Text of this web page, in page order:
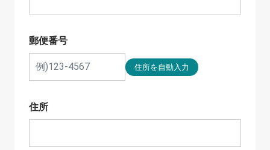
郵便番号
住所